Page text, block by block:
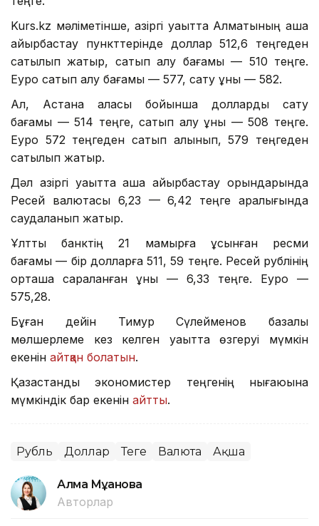
Kurs.kz мәліметінше, қазіргі уақытта Алматының ақша
айырбастау пункттерінде доллар 512,6 теңгеден
сатылып жатыр, сатып алу бағамы — 510 теңге.
Еуро сатып алу бағамы — 577, сату құны — 582.
Ал, Астана қаласы бойынша долларды сату
бағамы — 514 теңге, сатып алу құны — 508 теңге.
Еуро 572 теңгеден сатып алынып, 579 теңгеден
сатылып жатыр.
Дәл қазіргі уақытта ақша айырбастау орындарында
Ресей валютасы 6,23 — 6,42 теңге аралығында
саудаланып жатыр.
Ұлттық банктің 21 мамырға ұсынған ресми
бағамы — бір долларға 511, 59 теңге. Ресей рублінің
орташа сараланған құны — 6,33 теңге. Еуро —
575,28.
Бұған дейін Тимур Сүлейменов базалық
мөлшерлеме кез келген уақытта өзгеруі мүмкін
екенін айтқан болатын.
Қазақстандық экономистер теңгенің нығаюына
мүмкіндік бар екенін айтты.
Рубль Доллар Теңге Валюта Ақша
Алма Мұқанова
Авторлар